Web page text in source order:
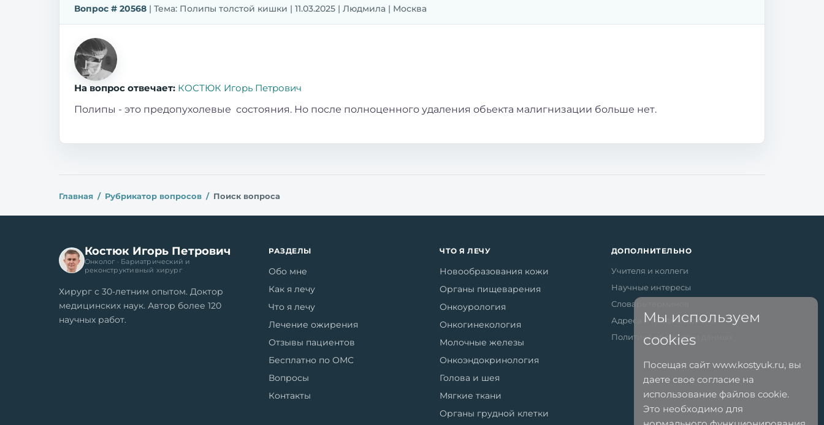
Вопрос # 20568 | Тема: Полипы толстой кишки | 11.03.2025 | Людмила | Москва
На вопрос отвечает: КОСТЮК Игорь Петрович
Полипы - это предопухолевые состояния. Но после полноценного удаления обьекта малигнизации больше нет.
Главная Рубрикатор вопросов Поиск вопроса
Костюк Игорь Петрович
Онколог · Бариатрический и
реконструктивный хирург
Хирург с 30-летним опытом. Доктор
медицинских наук. Автор более 120
научных работ.
РАЗДЕЛЫ
Обо мне
Как я лечу
Что я лечу
Лечение ожирения
Отзывы пациентов
Бесплатно по ОМС
Вопросы
Контакты
ЧТО Я ЛЕЧУ
Новообразования кожи
Органы пищеварения
Онкоурология
Онкогинекология
Молочные железы
Онкоэндокринология
Голова и шея
Мягкие ткани
Органы грудной клетки
ДОПОЛНИТЕЛЬНО
Учителя и коллеги
Научные интересы
Словарь терминов
Адреса и график приёма
Политика обработки данных
Мы используем
cookies
Посещая сайт www.kostyuk.ru, вы
даете свое согласие на
использование файлов cookie.
Это необходимо для